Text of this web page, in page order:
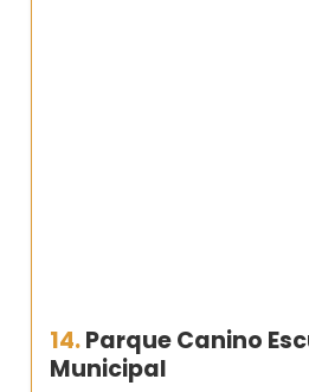
14.Parque Canino
Municipal